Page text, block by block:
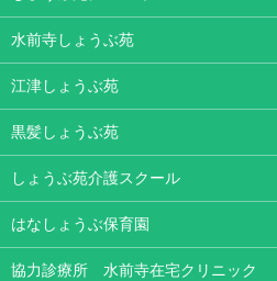
水前寺しょうぶ苑
江津しょうぶ苑
黒髪しょうぶ苑
しょうぶ苑介護スクール
はなしょうぶ保育園
協力診療所 水前寺在宅クリニック